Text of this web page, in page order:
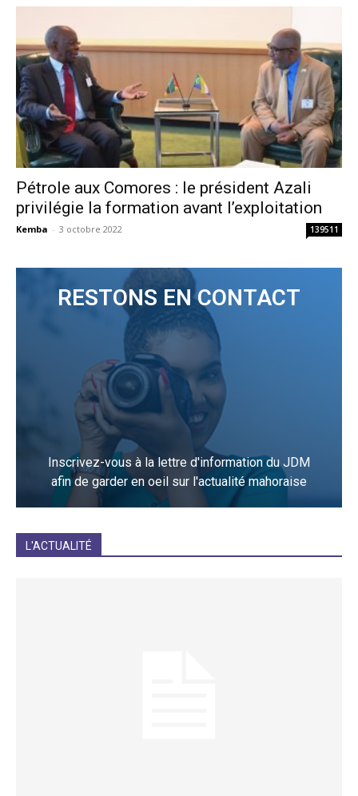
Pétrole aux Comores : le président Azali
privilégie la formation avant l’exploitation
Kemba - 3 octobre 2022 139511
RESTONS EN CONTACT
Inscrivez-vous à la lettre d'information du JDM
afin de garder en oeil sur l'actualité mahoraise
L'ACTUALITÉ